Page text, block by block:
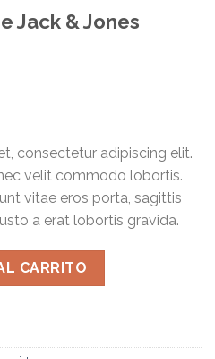
Jack & Jones
consectetur adipiscing elit.
velit commodo lobortis.
vitae eros porta, sagittis
a erat lobortis gravida.
cantidad
CARRITO